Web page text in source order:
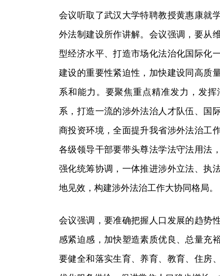
会议听取了武汉大学特聘教授黄惠康就
外法制建设所作讲解。会议强调，要从
型经济水平、打造市场化法治化国际化
建设的重要性紧迫性，加快建设同高质
系和能力。要聚焦重点精准发力，发
系，打造一流的涉外法治人才队伍、国
商投资环境，全面提升我省涉外法治工
各级领导干部要带头尊法学法守法用法
强化统筹协调，一体推进涉外立法、执
地见效，构建涉外法治工作大协同格局。
会议强调，要准确把握人口发展的趋势
感紧迫感，加快塑造素质优良、总量充
要健全和落实生育、养育、教育、住房